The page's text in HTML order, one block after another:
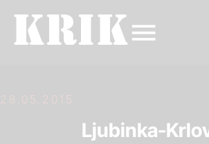
28.05.2015.
Ljubinka-